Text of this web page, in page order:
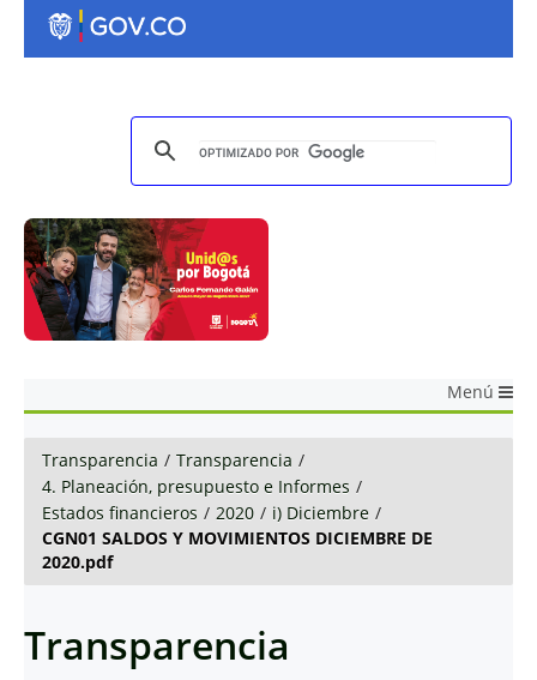
Menú
Transparencia / Transparencia /
4. Planeación, presupuesto e Informes /
Estados financieros / 2020 / i) Diciembre /
CGN01 SALDOS Y MOVIMIENTOS DICIEMBRE DE
2020.pdf
Transparencia